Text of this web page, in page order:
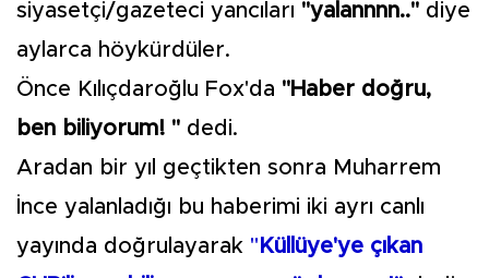
siyasetçi/gazeteci yancıları "yalannnn.." diye
aylarca höykürdüler.
Önce Kılıçdaroğlu Fox'da "Haber doğru,
ben biliyorum! " dedi.
Aradan bir yıl geçtikten sonra Muharrem
İnce yalanladığı bu haberimi iki ayrı canlı
yayında doğrulayarak " Küllüye'ye çıkan